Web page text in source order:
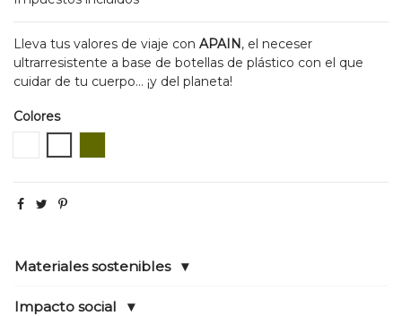
Lleva tus valores de viaje con APAIN, el neceser
ultrarresistente a base de botellas de plástico con el que
cuidar de tu cuerpo... ¡y del planeta!
Colores
Materiales sostenibles
Impacto social